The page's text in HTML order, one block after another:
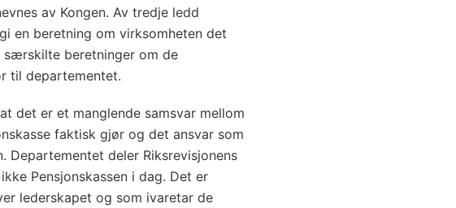
av Kongen. Av tredje ledd
en beretning om virksomheten det
særskilte beretninger om de
til departementet.
det er et manglende samsvar mellom
faktisk gjør og det ansvar som
Departementet deler Riksrevisjonens
Pensjonskassen i dag. Det er
lederskapet og som ivaretar de